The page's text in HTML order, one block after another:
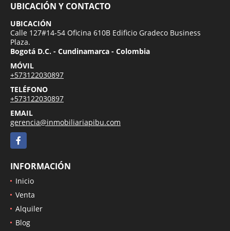
UBICACIÓN Y CONTACTO
UBICACIÓN
Calle 127#14-54 Oficina 610B Edificio Gradeco Business
Plaza.
Bogotá D.C. - Cundinamarca - Colombia
MÓVIL
+573122030897
TELÉFONO
+573122030897
EMAIL
gerencia@inmobiliariapibu.com
Facebook
INFORMACIÓN
Inicio
Venta
Alquiler
Blog